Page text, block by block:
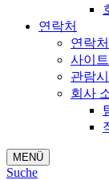
연락처
연락처
사이
관람
회사
MENÜ
Suche